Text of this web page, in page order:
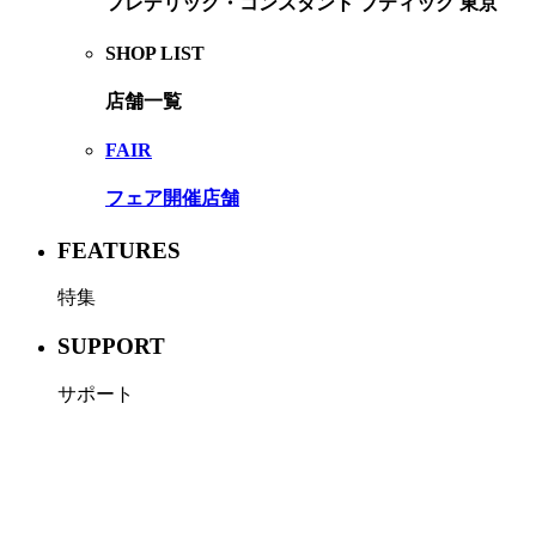
SHOP LIST
店舗一覧
FAIR
フェア開催店舗
FEATURES
特集
SUPPORT
サポート